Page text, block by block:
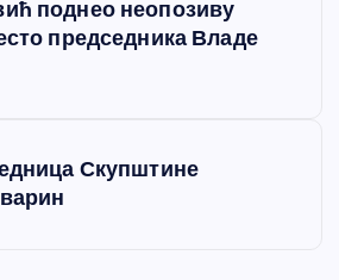
поднео неопозиву
председника Владе
Скупштине